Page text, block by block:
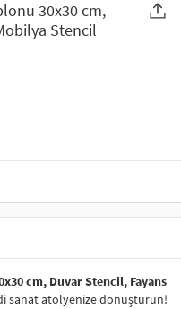
30x30 cm,
Stencil
cm, Duvar Stencil, Fayans
sanat atölyenize dönüştürün!